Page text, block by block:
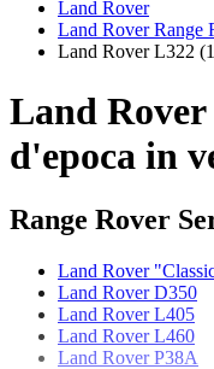
Land Rover
Land Rover Range
Land Rover L322
Land Rover
d'epoca in
Range Rover
Land Rover
Land Rover D350
Land Rover L405
Land Rover L460
Land Rover P38A